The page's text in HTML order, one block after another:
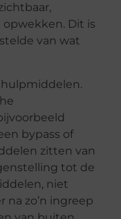
Dit is
van wat
bypass of
zitten van
tot de
niet
na zo’n ingreep